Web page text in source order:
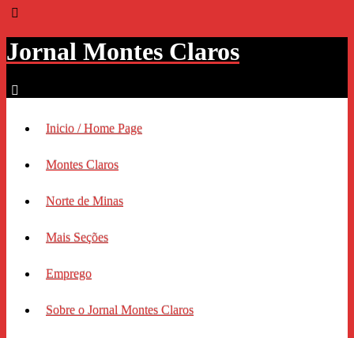
Jornal Montes Claros
Inicio / Home Page
Montes Claros
Norte de Minas
Mais Seções
Emprego
Sobre o Jornal Montes Claros